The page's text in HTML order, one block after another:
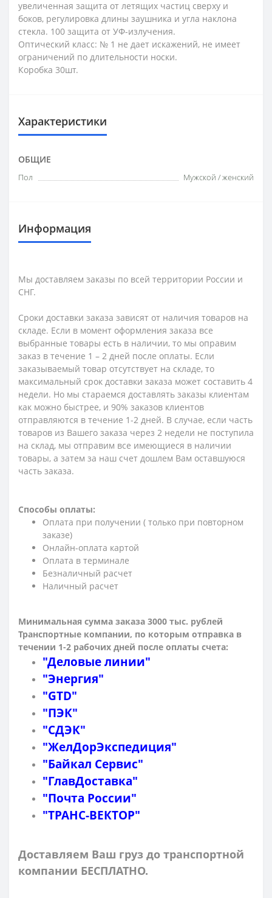
увеличенная защита от летящих частиц сверху и
боков, регулировка длины заушника и угла наклона
стекла. 100 защита от УФ-излучения.
Оптический класс: № 1 не дает искажений, не имеет
ограничений по длительности носки.
Коробка 30шт.
Характеристики
ОБЩИЕ
Пол Мужской / женский
Информация
Мы доставляем заказы по всей территории России и
СНГ.
Сроки доставки заказа зависят от наличия товаров на
складе. Если в момент оформления заказа все
выбранные товары есть в наличии, то мы оправим
заказ в течение 1 – 2 дней после оплаты. Если
заказываемый товар отсутствует на складе, то
максимальный срок доставки заказа может составить 4
недели. Но мы стараемся доставлять заказы клиентам
как можно быстрее, и 90% заказов клиентов
отправляются в течение 1-2 дней. В случае, если часть
товаров из Вашего заказа через 2 недели не поступила
на склад, мы отправим все имеющиеся в наличии
товары, а затем за наш счет дошлем Вам оставшуюся
часть заказа.
Способы оплаты:
Оплата при получении ( только при повторном
заказе)
Онлайн-оплата картой
Оплата в терминале
Безналичный расчет
Наличный расчет
Минимальная сумма заказа 3000 тыс. рублей
Транспортные компании, по которым отправка в
течении 1-2 рабочих дней после оплаты счета:
"Деловые линии"
"Энергия"
"GTD"
"ПЭК"
"СДЭК"
"ЖелДорЭкспедиция"
"Байкал Сервис"
"ГлавДоставка"
"Почта России"
"ТРАНС-ВЕКТОР"
Доставляем Ваш груз до транспортной
компании БЕСПЛАТНО.